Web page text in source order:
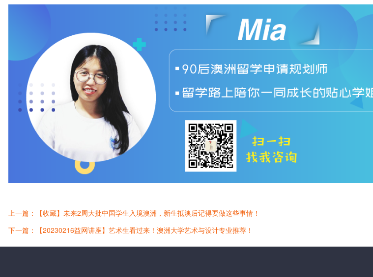
上一篇：【收藏】未来2周大批中国学生入境澳洲，新生抵澳后记得要做这些事情！
下一篇：【20230216益网讲座】艺术生看过来！澳洲大学艺术与设计专业推荐！